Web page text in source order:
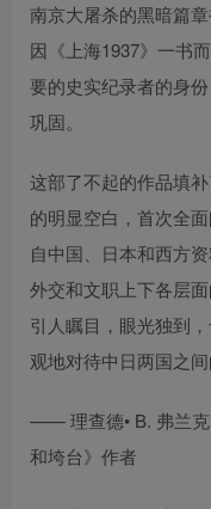
南京大屠杀的黑暗篇
因《上海1937》一书
要的史实纪录者的身
巩固。
这部了不起的作品填
的明显空白，首次全
自中国、日本和西方
外交和文职上下各层
引人瞩目，眼光独到
观地对待中日两国之间
—— 理查德• B. 弗兰克
和垮台》作者